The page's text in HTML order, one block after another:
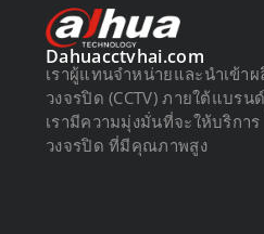
Dahuacctvhai.com
เราผู้แทนจำหน่ายและนำเข้
วงจรปิด (CCTV) ภายใต้แบรน
เรามีความมุ่งมั่นที่จะให้บริกา
วงจรปิด ที่มีคุณภาพสูง